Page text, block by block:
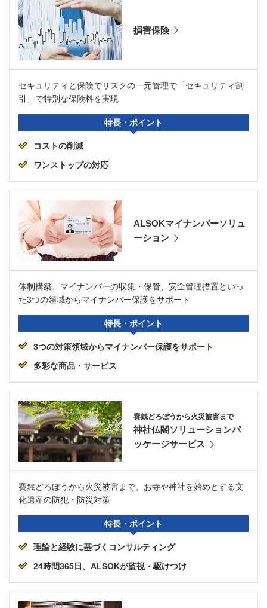
損害保険
セキュリティと保険でリスクの一元管理で「セキュリティ割
引」で特別な保険料を実現
特長・ポイント
コストの削減
ワンストップの対応
ALSOKマイナンバーソリュ
ーション
体制構築、マイナンバーの収集・保管、安全管理措置といっ
た3つの領域からマイナンバー保護をサポート
特長・ポイント
3つの対策領域からマイナンバー保護をサポート
多彩な商品・サービス
賽銭どろぼうから火災被害まで
神社仏閣ソリューションパ
ッケージサービス
賽銭どろぼうから火災被害まで、お寺や神社を始めとする文
化遺産の防犯・防災対策
特長・ポイント
理論と経験に基づくコンサルティング
24時間365日、ALSOKが監視・駆けつけ